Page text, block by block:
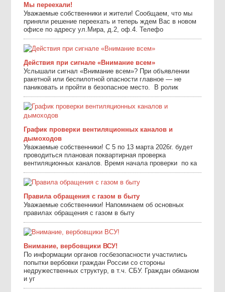
Мы переехали!
Уважаемые собственники и жители! Сообщаем, что мы
приняли решение переехать и теперь ждем Вас в новом
офисе по адресу ул.Мира, д.2, оф.4. Телефо
Действия при сигнале «Внимание всем»
Услышали сигнал «Внимание всем»? При объявлении
ракетной или беспилотной опасности главное — не
паниковать и пройти в безопасное место. ⁣ В ролик
График проверки вентиляционных каналов и
дымоходов
Уважаемые собственники! С 5 по 13 марта 2026г. будет
проводиться плановая поквартирная проверка
вентиляционных каналов. Время начала проверки по ка
Правила обращения с газом в быту
Уважаемые собственники! Напоминаем об основных
правилах обращения с газом в быту
Внимание, вербовщики ВСУ!
По информации органов госбезопасности участились
попытки вербовки граждан России со стороны
недружественных структур, в т.ч. СБУ. Граждан обманом
и уг